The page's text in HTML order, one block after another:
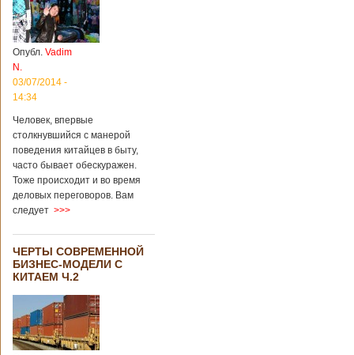
Опубл. Vadim
N.
03/07/2014 -
14:34
Человек, впервые
столкнувшийся с манерой
поведения китайцев в быту,
часто бывает обескуражен.
Тоже происходит и во время
деловых переговоров. Вам
следует >>>
ЧЕРТЫ СОВРЕМЕННОЙ
БИЗНЕС-МОДЕЛИ С
КИТАЕМ Ч.2